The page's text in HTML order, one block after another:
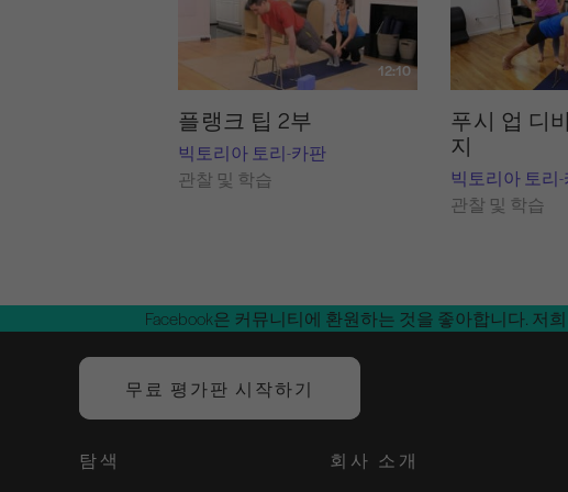
12:10
플랭크 팁 2부
빅토리아 토리-카판
관찰 및 학습
푸시 업 디
지
빅토리아 토리
관찰 및 학습
Facebook은 커뮤니티에 환원하는 것을 좋아합니다. 저
무료 평가판 시작하기
탐색 회사 소개